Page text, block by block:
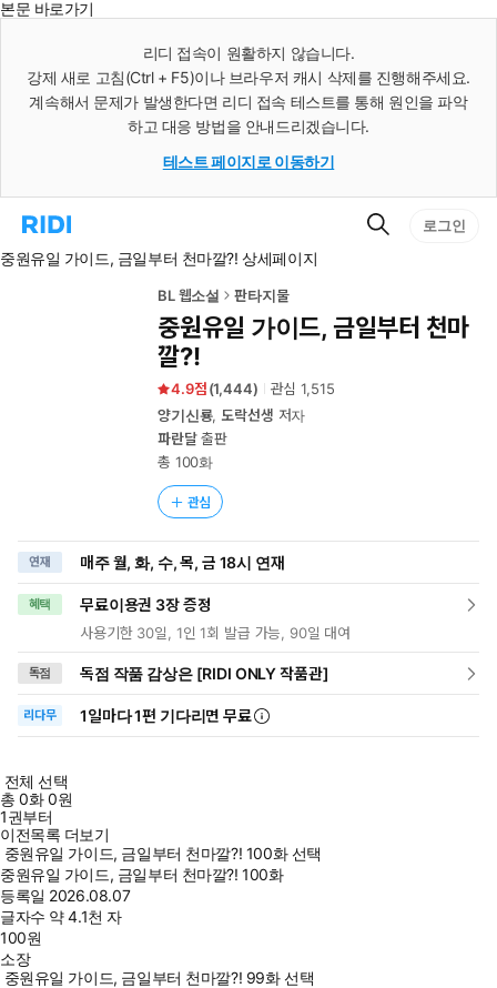
본문 바로가기
리디 접속이 원활하지 않습니다.
강제 새로 고침(Ctrl + F5)이나 브라우저 캐시 삭제를 진행해주세요.
계속해서 문제가 발생한다면 리디 접속 테스트를 통해 원인을 파악
하고 대응 방법을 안내드리겠습니다.
테스트 페이지로 이동하기
리
홈
검
로그인
중원유일 가이드, 금일부터 천마깔?! 상세페이지
BL 웹소설 판타지물
중원유일 가이드, 금일부터 천마
깔?!
4.9 (1,444) 관심1,515
양기신룡, 도락선생 저자
파란달출판
총 100화
관심
연재 매주 월, 화, 수, 목, 금 18시 연재
혜택 무료이용권 3장 증정
사용기한 30일, 1인 1회 발급 가능, 90일 대여
독점 독점 작품 감상은 [RIDI ONLY 작품관]
리다무 1일마다1편 기다리면 무료
전체 선택
총0화0원
1권부터
이전목록 더보기
중원유일 가이드, 금일부터 천마깔?! 100화 선택
중원유일 가이드, 금일부터 천마깔?! 100화
등록일 2026.08.07
글자수 약 4.1천 자
100원
소장
중원유일 가이드, 금일부터 천마깔?! 99화 선택